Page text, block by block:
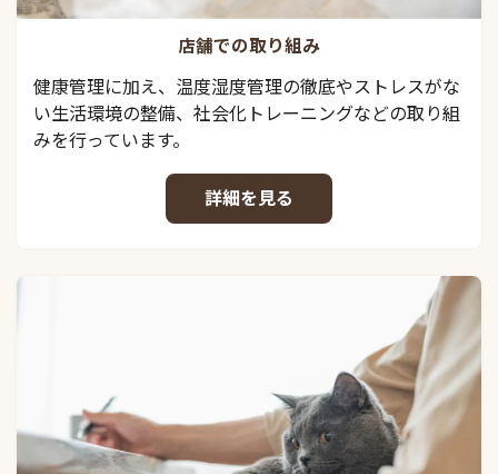
店舗での取り組み
健康管理に加え、温度湿度管理の徹底やストレスがな
い生活環境の整備、社会化トレーニングなどの取り組
みを行っています。
詳細を見る